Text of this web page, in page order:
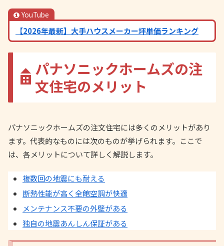
YouTube
【2026年最新】大手ハウスメーカー坪単価ランキング
パナソニックホームズの注
文住宅のメリット
パナソニックホームズの注文住宅には多くのメリットがあり
ます。代表的なものには次のものが挙げられます。ここで
は、各メリットについて詳しく解説します。
複数回の地震にも耐える
断熱性能が高く全館空調が快適
メンテナンス不要の外壁がある
独自の地震あんしん保証がある